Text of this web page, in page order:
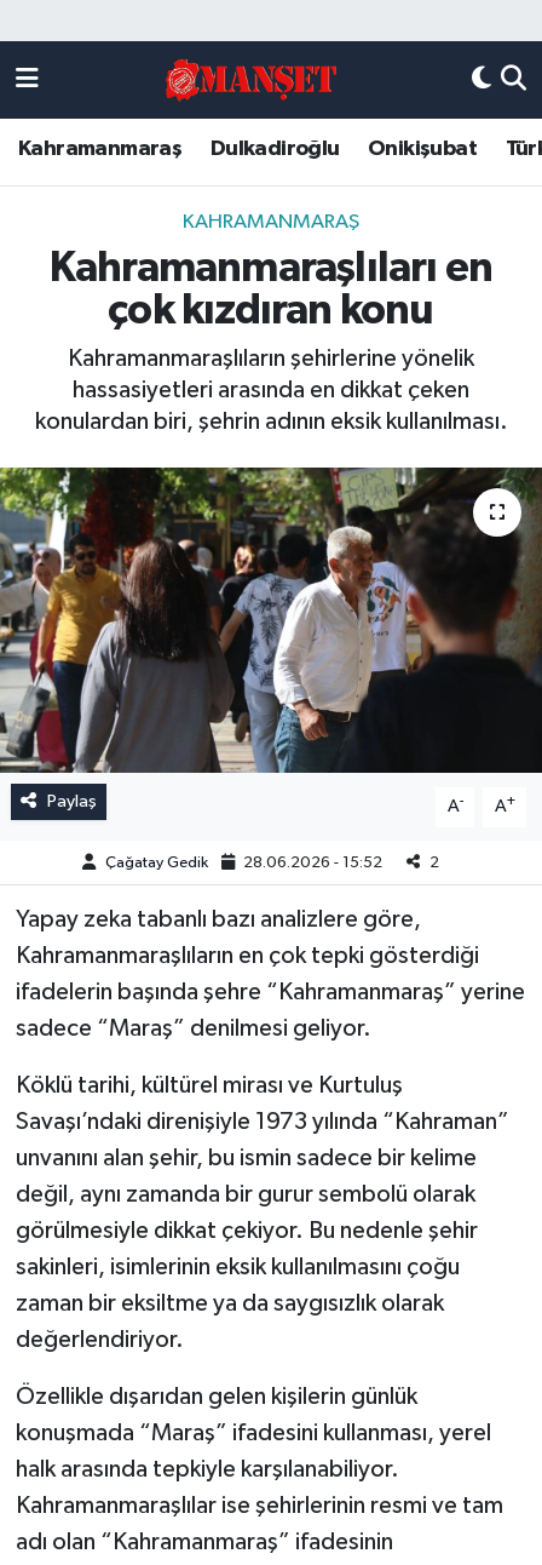
Kahramanmaraş Dulkadiroğlu Onikişubat
KAHRAMANMARAŞ
Kahramanmaraşlıları en
çok kızdıran konu
Kahramanmaraşlıların şehirlerine yönelik
hassasiyetleri arasında en dikkat çeken
konulardan biri, şehrin adının eksik kullanılması.
Paylaş A- A+
Çağatay Gedik 28.06.2026 - 15:52 2
Yapay zeka tabanlı bazı analizlere göre,
Kahramanmaraşlıların en çok tepki gösterdiği
ifadelerin başında şehre “Kahramanmaraş” yerine
sadece “Maraş” denilmesi geliyor.
Köklü tarihi, kültürel mirası ve Kurtuluş
Savaşı’ndaki direnişiyle 1973 yılında “Kahraman”
unvanını alan şehir, bu ismin sadece bir kelime
değil, aynı zamanda bir gurur sembolü olarak
görülmesiyle dikkat çekiyor. Bu nedenle şehir
sakinleri, isimlerinin eksik kullanılmasını çoğu
zaman bir eksiltme ya da saygısızlık olarak
değerlendiriyor.
Özellikle dışarıdan gelen kişilerin günlük
konuşmada “Maraş” ifadesini kullanması, yerel
halk arasında tepkiyle karşılanabiliyor.
Kahramanmaraşlılar ise şehirlerinin resmi ve tam
adı olan “Kahramanmaraş” ifadesinin
DULKADİROĞLU
KAHRAMANMARAŞ
ONİKİŞUBAT
Künye
Kahramanmaraş Nöbetçi Eczaneler
Kahramanmaraş Hava Durumu
Kahramanmaraş Trafik Yoğunluk Haritası
Süper Lig Puan Durumu ve Fikstür
Son Dakika Haberleri